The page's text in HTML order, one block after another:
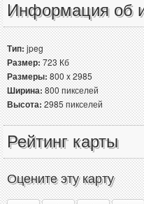
Информация об
Тип:jpeg
Размер:723 Кб
Размеры:800 x 2985
Ширина:800 пикселей
Высота:2985 пикселей
Рейтинг карты
Оцените эту карту